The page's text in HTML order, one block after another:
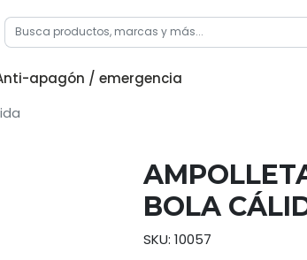
apagón / emergencia
BOLA
SKU: 10057